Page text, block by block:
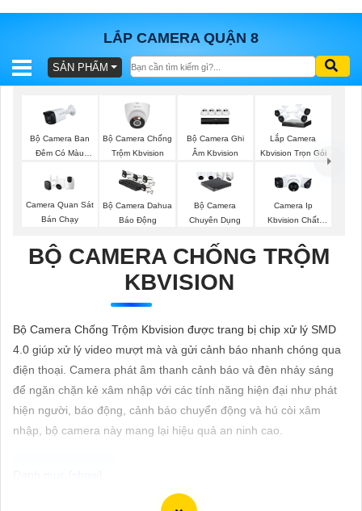
LẮP CAMERA QUẬN 8
BÁO
TRỌN
GÓI
SẢN
LẮP
ĐẶT
PHỤ
SẢN PHẨM
Bộ Camera Ban
Đêm Có Màu
Bộ Camera Chống
Trộm Kbvision
Bộ Camera Ghi
Âm Kbvision
Lắp Camera
Kbvision Trọn Gói
Camera Quan Sát
Bán Chạy
Bộ Camera Dahua
Báo Động
Bộ Camera
Chuyên Dụng
Camera Ip
Kbvision Chất
BỘ CAMERA CHỐNG TRỘM
KBVISION
Bộ Camera Chống Trộm Kbvision được trang bị chip xử lý SMD
4.0 giúp xử lý video mượt mà và gửi cảnh báo nhanh chóng qua
điện thoại. Camera phát âm thanh cảnh báo và đèn nháy sáng
để ngăn chặn kẻ xâm nhập với các tính năng hiện đại như phát
hiện người, báo động, cảnh báo chuyển động và hú còi xâm
nhập, bộ camera này mang lại hiệu quả an ninh cao.